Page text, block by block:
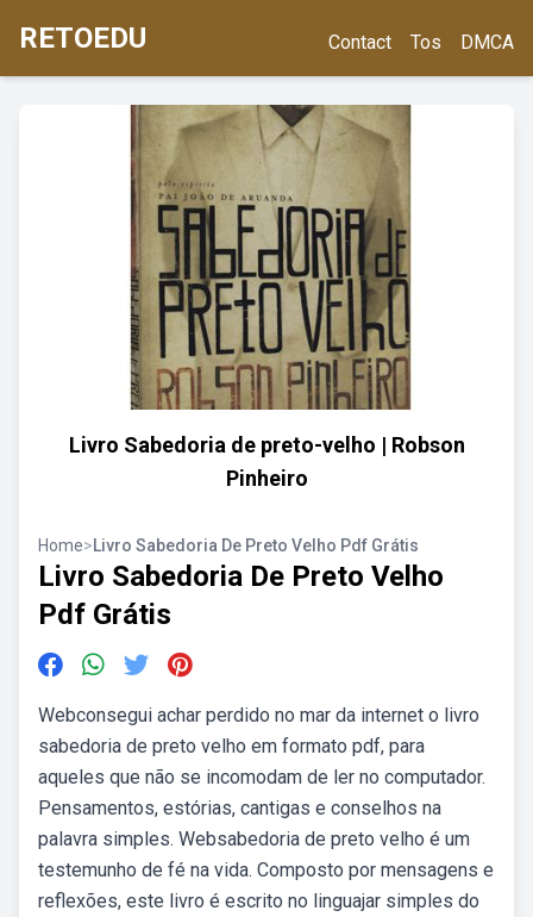
RETOEDU Contact Tos DMCA
Livro Sabedoria de preto-velho | Robson
Pinheiro
Home>Livro Sabedoria De Preto Velho Pdf Grátis
Livro Sabedoria De Preto Velho
Pdf Grátis
Webconsegui achar perdido no mar da internet o livro
sabedoria de preto velho em formato pdf, para
aqueles que não se incomodam de ler no computador.
Pensamentos, estórias, cantigas e conselhos na
palavra simples. Websabedoria de preto velho é um
testemunho de fé na vida. Composto por mensagens e
reflexões, este livro é escrito no linguajar simples do